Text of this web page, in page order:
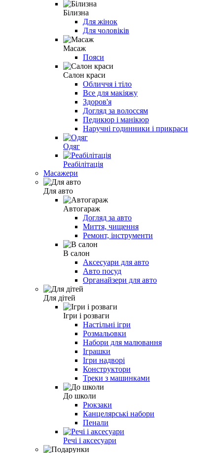
Білизна
Для жінок
Для чоловіків
Масаж
Пояси
Салон краси
Обличчя і тіло
Все для макіяжу
Здоров'я
Догляд за волоссям
Педикюр і манікюр
Наручні годинники і прикраси
Одяг
Реабілітація
Масажери
Для авто
Автогараж
Догляд за авто
Миття, чищення
Ремонт, інструменти
В салон
Аксесуари для авто
Авто посуд
Органайзери для авто
Для дітей
Ігри і розваги
Настільні ігри
Розмальовки
Набори для малювання
Іграшки
Ігри надворі
Конструктори
Треки з машинками
До школи
Рюкзаки
Канцелярські набори
Пенали
Речі і аксесуари